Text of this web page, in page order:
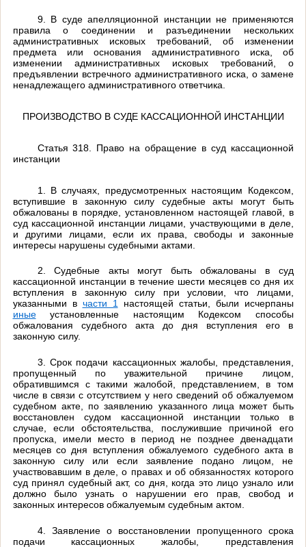
9. В суде апелляционной инстанции не применяются
правила о соединении и разъединении нескольких
административных исковых требований, об изменении
предмета или основания административного иска, об
изменении административных исковых требований, о
предъявлении встречного административного иска, о замене
ненадлежащего административного ответчика.
ПРОИЗВОДСТВО В СУДЕ КАССАЦИОННОЙ ИНСТАНЦИИ
Статья 318. Право на обращение в суд кассационной
инстанции
1. В случаях, предусмотренных настоящим Кодексом,
вступившие в законную силу судебные акты могут быть
обжалованы в порядке, установленном настоящей главой, в
суд кассационной инстанции лицами, участвующими в деле,
и другими лицами, если их права, свободы и законные
интересы нарушены судебными актами.
2. Судебные акты могут быть обжалованы в суд
кассационной инстанции в течение шести месяцев со дня их
вступления в законную силу при условии, что лицами,
указанными в части 1настоящей статьи, были исчерпаны
иныеустановленные настоящим Кодексом способы
обжалования судебного акта до дня вступления его в
законную силу.
3. Срок подачи кассационных жалобы, представления,
пропущенный по уважительной причине лицом,
обратившимся с такими жалобой, представлением, в том
числе в связи с отсутствием у него сведений об обжалуемом
судебном акте, по заявлению указанного лица может быть
восстановлен судом кассационной инстанции только в
случае, если обстоятельства, послужившие причиной его
пропуска, имели место в период не позднее двенадцати
месяцев со дня вступления обжалуемого судебного акта в
законную силу или если заявление подано лицом, не
участвовавшим в деле, о правах и об обязанностях которого
суд принял судебный акт, со дня, когда это лицо узнало или
должно было узнать о нарушении его прав, свобод и
законных интересов обжалуемым судебным актом.
4. Заявление о восстановлении пропущенного срока
подачи кассационных жалобы, представления